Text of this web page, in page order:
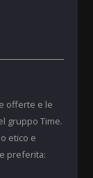
offerte e le
gruppo Time.
etico e
preferita: